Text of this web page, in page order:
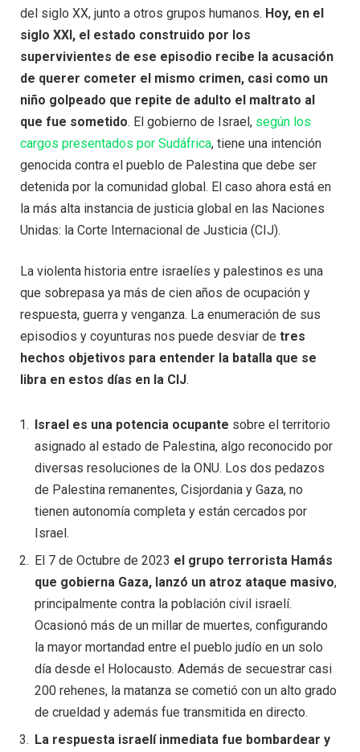
del siglo XX, junto a otros grupos humanos. Hoy, en el
siglo XXI, el estado construido por los
supervivientes de ese episodio recibe la acusación
de querer cometer el mismo crimen, casi como un
niño golpeado que repite de adulto el maltrato al
que fue sometido. El gobierno de Israel, según los
cargos presentados por Sudáfrica, tiene una intención
genocida contra el pueblo de Palestina que debe ser
detenida por la comunidad global. El caso ahora está en
la más alta instancia de justicia global en las Naciones
Unidas: la Corte Internacional de Justicia (CIJ).
La violenta historia entre israelíes y palestinos es una
que sobrepasa ya más de cien años de ocupación y
respuesta, guerra y venganza. La enumeración de sus
episodios y coyunturas nos puede desviar de tres
hechos objetivos para entender la batalla que se
libra en estos días en la CIJ.
Israel es una potencia ocupante sobre el territorio
asignado al estado de Palestina, algo reconocido por
diversas resoluciones de la ONU. Los dos pedazos
de Palestina remanentes, Cisjordania y Gaza, no
tienen autonomía completa y están cercados por
Israel.
El 7 de Octubre de 2023 el grupo terrorista Hamás
que gobierna Gaza, lanzó un atroz ataque masivo,
principalmente contra la población civil israelí.
Ocasionó más de un millar de muertes, configurando
la mayor mortandad entre el pueblo judío en un solo
día desde el Holocausto. Además de secuestrar casi
200 rehenes, la matanza se cometió con un alto grado
de crueldad y además fue transmitida en directo.
La respuesta israelí inmediata fue bombardear y